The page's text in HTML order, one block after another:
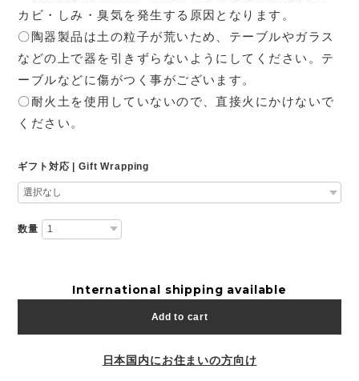
カビ・しみ・臭気を発生する原因となります。
〇陶器製品は土の粒子が荒いため、テーブルやガラス
などの上で器を引きずらないようにしてください。テ
ーブルなどに傷がつく事がございます。
〇耐火土を使用していないので、直接火にかけないで
ください。
ギフト対応 | Gift Wrapping
数量
International shipping available
Add to cart
日本国内にお住まいの方向け